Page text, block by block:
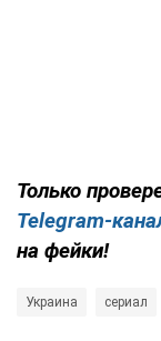
Только
Telegram-
на фейки!
Украина сериал